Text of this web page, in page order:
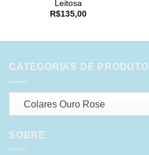
Leitosa
R$135,00
CATEGORIAS DE PRODUTO
Colares Ouro Rose
SOBRE